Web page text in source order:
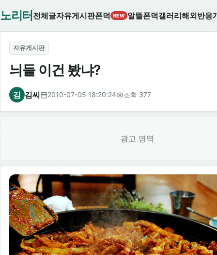
노리터 전체글자유게시판폰덕 NEW 알뜰폰덕갤러리해외반응
자유게시판
늬들 이건 봤냐?
김 김씨 2010-07-05 18:20:24 조회 377
광고 영역